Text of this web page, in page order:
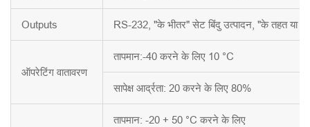
Outputs RS-232, "के भीतर" सेट बिंदु उत्पादन, "के तहत या
ऑपरेटिंग वातावरण
तापमान:-40 करने के लिए 10 °C
सापेक्ष आर्द्रता: 20 करने के लिए 80%
तापमान: -20 + 50 °C करने के लिए